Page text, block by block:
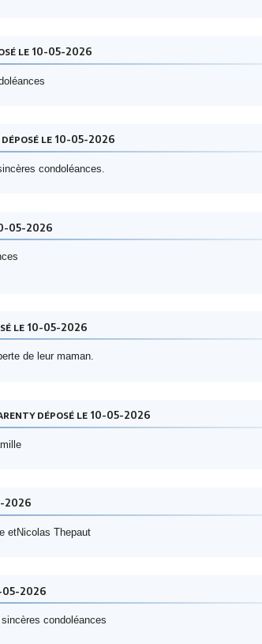
le 10-05-2026
le 10-05-2026
condoléances.
05-2026
le 10-05-2026
de leur maman.
déposé le 10-05-2026
2026
etNicolas Thepaut
2026
condoléances